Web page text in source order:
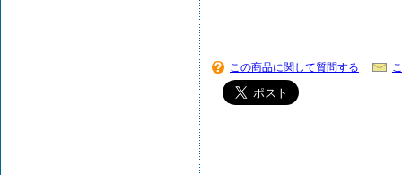
この商品に関して質問する